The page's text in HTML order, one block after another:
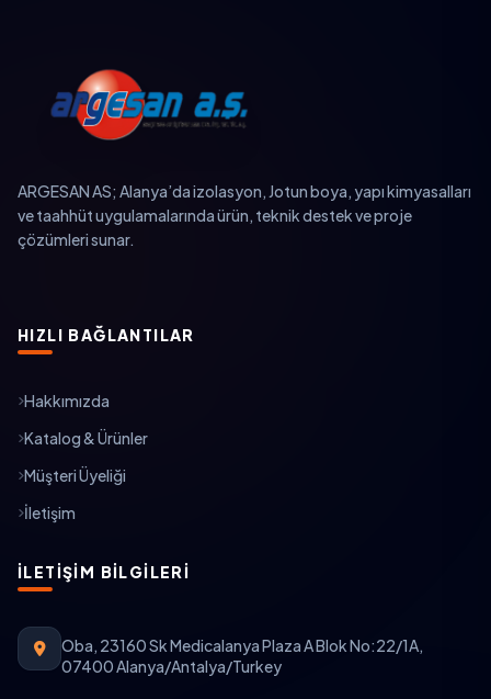
ARGESAN AS; Alanya’da izolasyon, Jotun boya, yapı kimyasalları
ve taahhüt uygulamalarında ürün, teknik destek ve proje
çözümleri sunar.
HIZLI BAĞLANTILAR
Hakkımızda
Katalog & Ürünler
Müşteri Üyeliği
İletişim
İLETIŞIM BILGILERI
Oba, 23160 Sk Medicalanya Plaza A Blok No:22/1A,
07400 Alanya/Antalya/Turkey